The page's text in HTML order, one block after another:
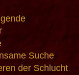
Suche
der Schlucht